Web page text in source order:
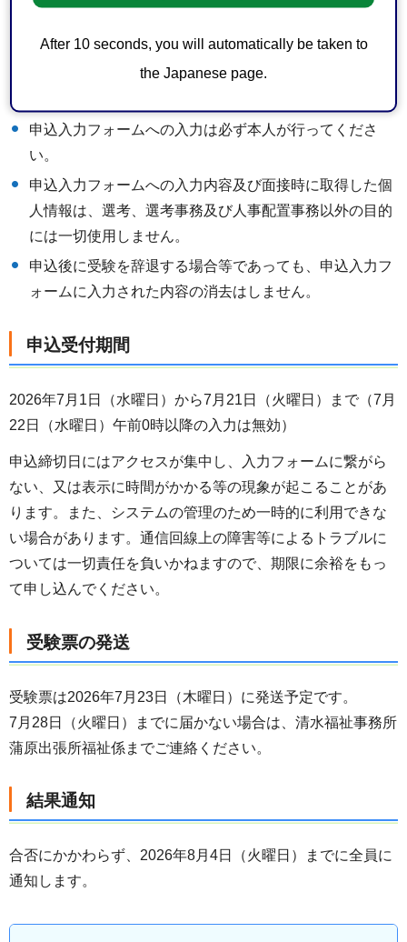
After 10 seconds, you will automatically be taken to
the Japanese page.
申込入力フォーム（外部サイトへリンク）からお申し込み
ください。
申込入力フォームのみでの受付とします。紙での提出書
申込入力フォームへの入力は必ず本人が行ってくださ
い。
申込入力フォームへの入力内容及び面接時に取得した個
人情報は、選考、選考事務及び人事配置事務以外の目的
には一切使用しません。
申込後に受験を辞退する場合等であっても、申込入力フ
ォームに入力された内容の消去はしません。
申込受付期間
2026年7月1日（水曜日）から7月21日（火曜日）まで（7月
22日（水曜日）午前0時以降の入力は無効）
申込締切日にはアクセスが集中し、入力フォームに繋がら
ない、又は表示に時間がかかる等の現象が起こることがあ
ります。また、システムの管理のため一時的に利用できな
い場合があります。通信回線上の障害等によるトラブルに
ついては一切責任を負いかねますので、期限に余裕をもっ
て申し込んでください。
受験票の発送
受験票は2026年7月23日（木曜日）に発送予定です。
7月28日（火曜日）までに届かない場合は、清水福祉事務所
蒲原出張所福祉係までご連絡ください。
結果通知
合否にかかわらず、2026年8月4日（火曜日）までに全員に
通知します。